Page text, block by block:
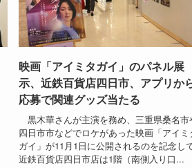
映画「アイミタガイ」のパネル展
示、近鉄百貨店四日市、アプリか
応募で関連グッズ当たる
黒木華さんが主演を務め、三重県桑名市
四日市市などでロケがあった映画「アイミ
ガイ」が11月1日に公開されるのを記念し
近鉄百貨店四日市店は1階（南側入り口...